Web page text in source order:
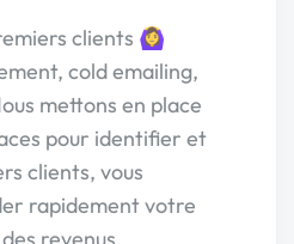
clients 🙆‍♀️
cold emailing,
mettons en place
pour identifier et
clients, vous
rapidement votre
revenus.